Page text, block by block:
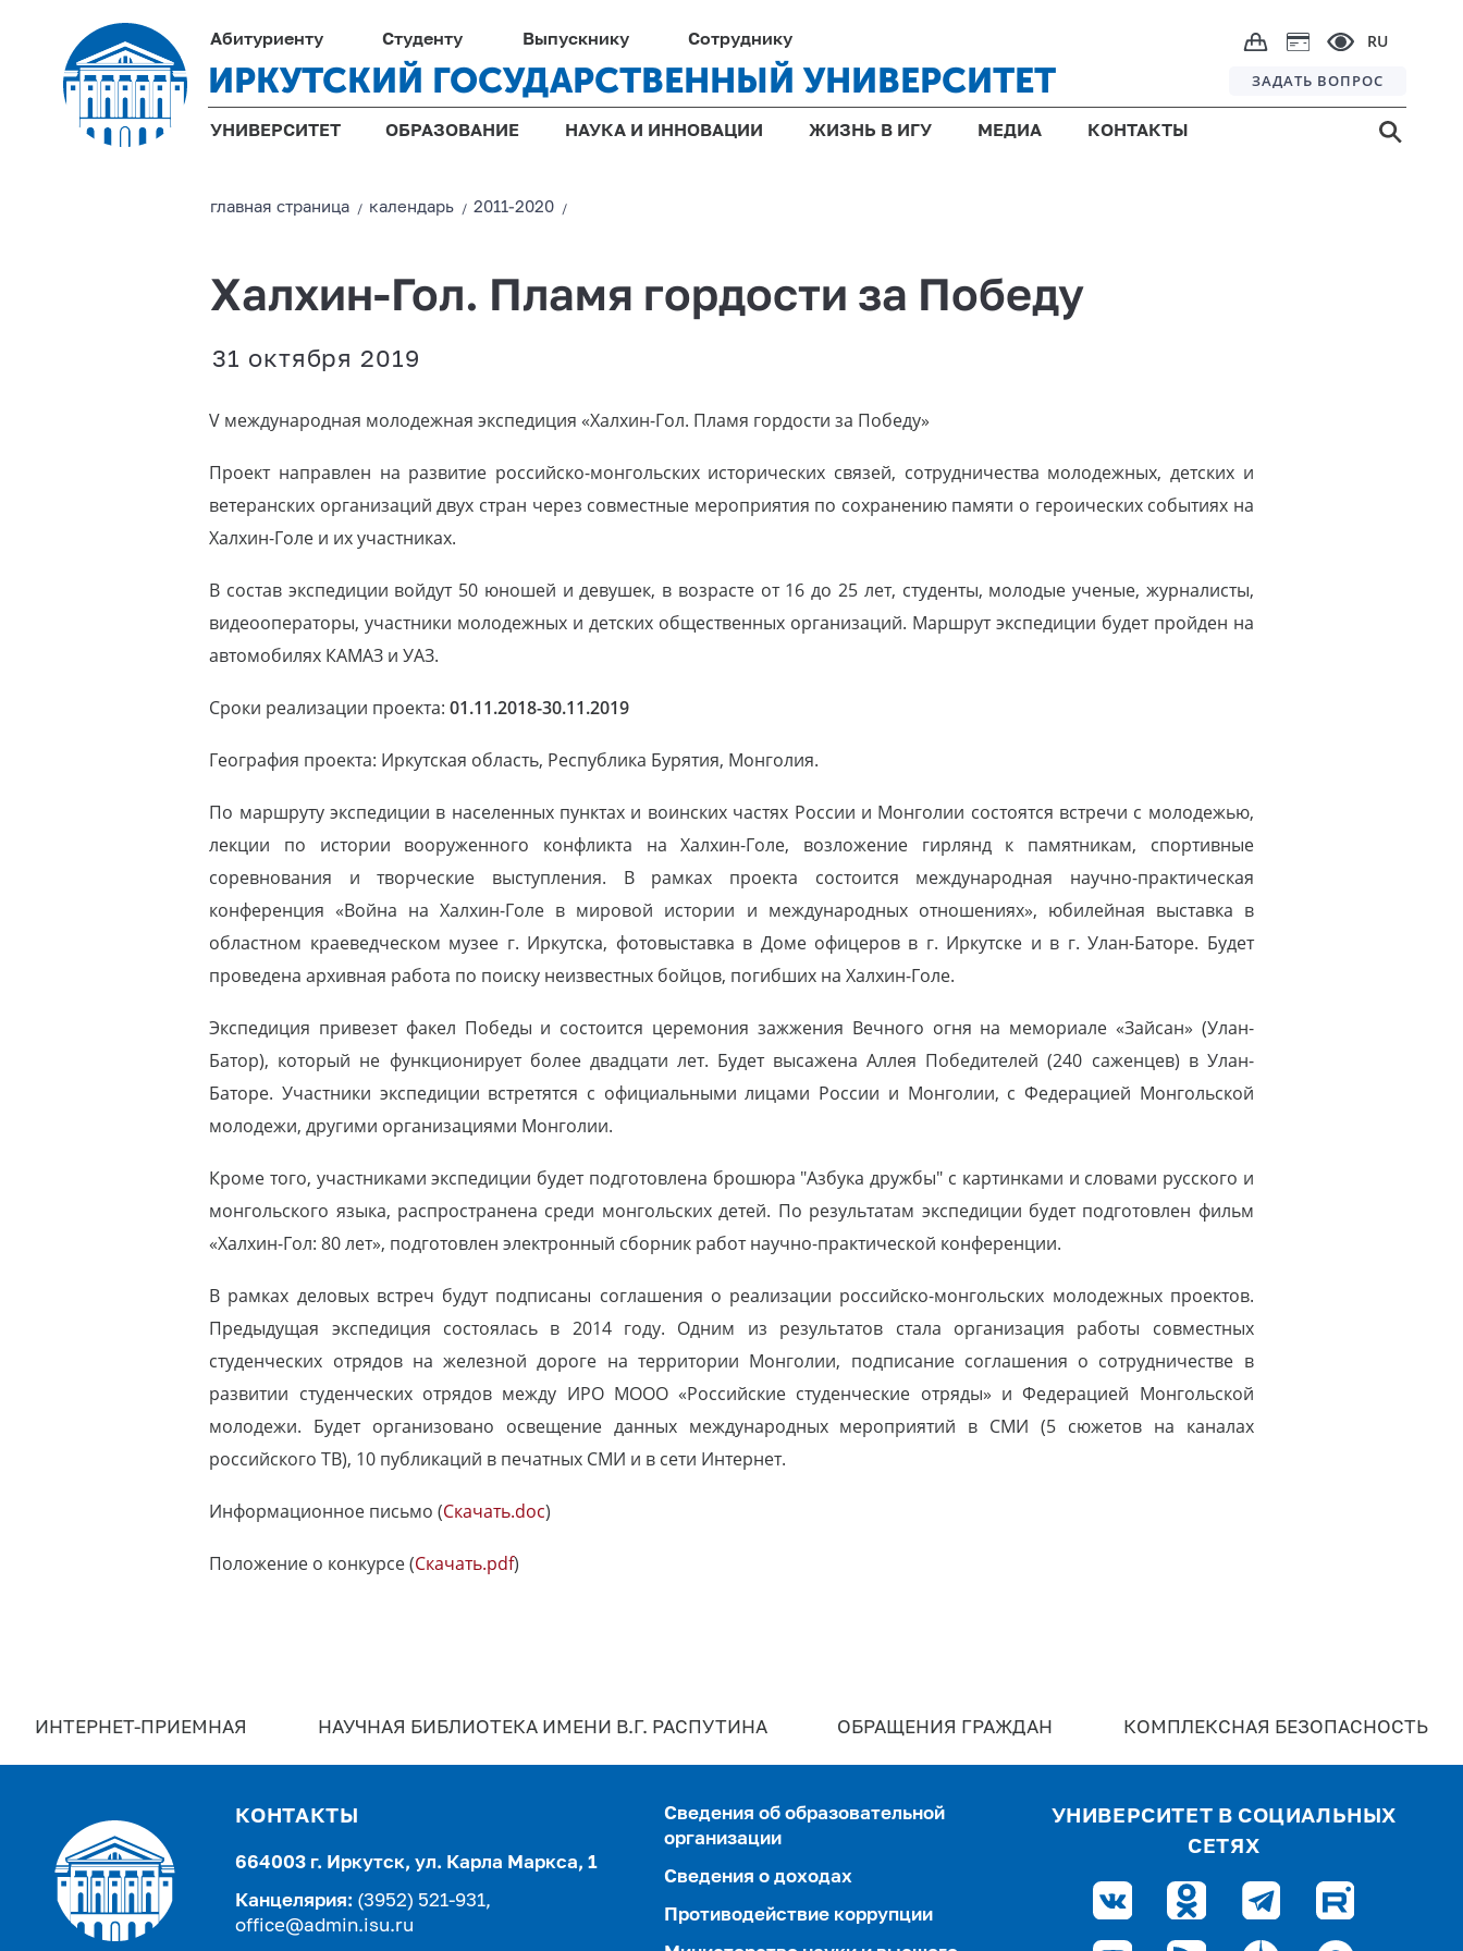
Абитуриенту Студенту Выпускнику Сотруднику RU
ИРКУТСКИЙ ГОСУДАРСТВЕННЫЙ УНИВЕРСИТЕТ ЗАДАТЬ ВОПРОС
УНИВЕРСИТЕТ ОБРАЗОВАНИЕ НАУКА И ИННОВАЦИИ ЖИЗНЬ В ИГУ МЕДИА КОНТАКТЫ
главная страницa / календарь /2011-2020 /
Халхин-Гол. Пламя гордости за Победу
31 октября 2019
V международная молодежная экспедиция «Халхин-Гол. Пламя гордости за Победу»
Проект направлен на развитие российско-монгольских исторических связей, сотрудничества молодежных, детских и
ветеранских организаций двух стран через совместные мероприятия по сохранению памяти о героических событиях на
Халхин-Голе и их участниках.
В состав экспедиции войдут 50 юношей и девушек, в возрасте от 16 до 25 лет, студенты, молодые ученые, журналисты,
видеооператоры, участники молодежных и детских общественных организаций. Маршрут экспедиции будет пройден на
автомобилях КАМАЗ и УАЗ.
Сроки реализации проекта:01.11.2018-30.11.2019
География проекта: Иркутская область, Республика Бурятия, Монголия.
По маршруту экспедиции в населенных пунктах и воинских частях России и Монголии состоятся встречи с молодежью,
лекции по истории вооруженного конфликта на Халхин-Голе, возложение гирлянд к памятникам, спортивные
соревнования и творческие выступления. В рамках проекта состоится международная научно-практическая
конференция «Война на Халхин-Голе в мировой истории и международных отношениях», юбилейная выставка в
областном краеведческом музее г. Иркутска, фотовыставка в Доме офицеров в г. Иркутске и в г. Улан-Баторе. Будет
проведена архивная работа по поиску неизвестных бойцов, погибших на Халхин-Голе.
Экспедиция привезет факел Победы и состоится церемония зажжения Вечного огня на мемориале «Зайсан» (Улан-
Батор), который не функционирует более двадцати лет. Будет высажена Аллея Победителей (240 саженцев) в Улан-
Баторе. Участники экспедиции встретятся с официальными лицами России и Монголии, с Федерацией Монгольской
молодежи, другими организациями Монголии.
Кроме того, участниками экспедиции будет подготовлена брошюра "Азбука дружбы" с картинками и словами русского и
монгольского языка, распространена среди монгольских детей. По результатам экспедиции будет подготовлен фильм
«Халхин-Гол: 80 лет», подготовлен электронный сборник работ научно-практической конференции.
В рамках деловых встреч будут подписаны соглашения о реализации российско-монгольских молодежных проектов.
Предыдущая экспедиция состоялась в 2014 году. Одним из результатов стала организация работы совместных
студенческих отрядов на железной дороге на территории Монголии, подписание соглашения о сотрудничестве в
развитии студенческих отрядов между ИРО МООО «Российские студенческие отряды» и Федерацией Монгольской
молодежи. Будет организовано освещение данных международных мероприятий в СМИ (5 сюжетов на каналах
российского ТВ), 10 публикаций в печатных СМИ и в сети Интернет.
Информационное письмо (Скачать.doc)
Положение о конкурсе (Скачать.pdf)
ИНТЕРНЕТ-ПРИЕМНАЯ НАУЧНАЯ БИБЛИОТЕКА ИМЕНИ В.Г. РАСПУТИНА ОБРАЩЕНИЯ ГРАЖДАН КОМПЛЕКСНАЯ БЕЗОПАСНОСТЬ
КОНТАКТЫ
664003 г. Иркутск, ул. Карла Маркса, 1
Канцелярия: (3952) 521-931,
office@admin.isu.ru
Сведения об образовательной
организации
Сведения о доходах
Противодействие коррупции
УНИВЕРСИТЕТ В СОЦИАЛЬНЫХ
СЕТЯХ